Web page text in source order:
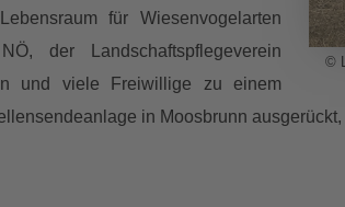
©
für Wiesenvogelarten
der Landschaftspflegeverein
und viele Freiwillige zu einem
in Moosbrunn